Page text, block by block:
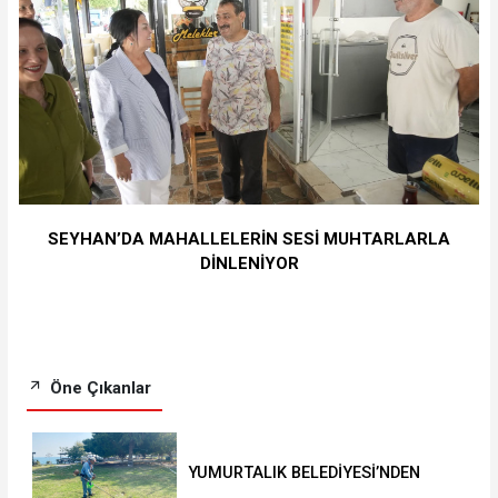
SEYHAN’DA MAHALLELERİN SESİ MUHTARLARLA
DİNLENİYOR
Öne Çıkanlar
YUMURTALIK BELEDİYESİ’NDEN